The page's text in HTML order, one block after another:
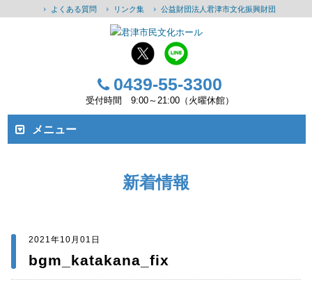
よくある質問 リンク集 公益財団法人君津市文化振興財団
0439-55-3300
受付時間 9:00～21:00（火曜休館）
メニュー
新着情報
2021年10月01日
bgm_katakana_fix